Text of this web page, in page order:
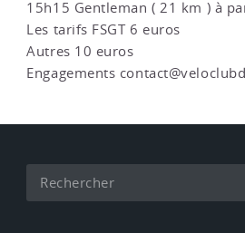
15h15 Gentleman ( 21 km ) à
Les tarifs FSGT 6 euros
Autres 10 euros
Engagements